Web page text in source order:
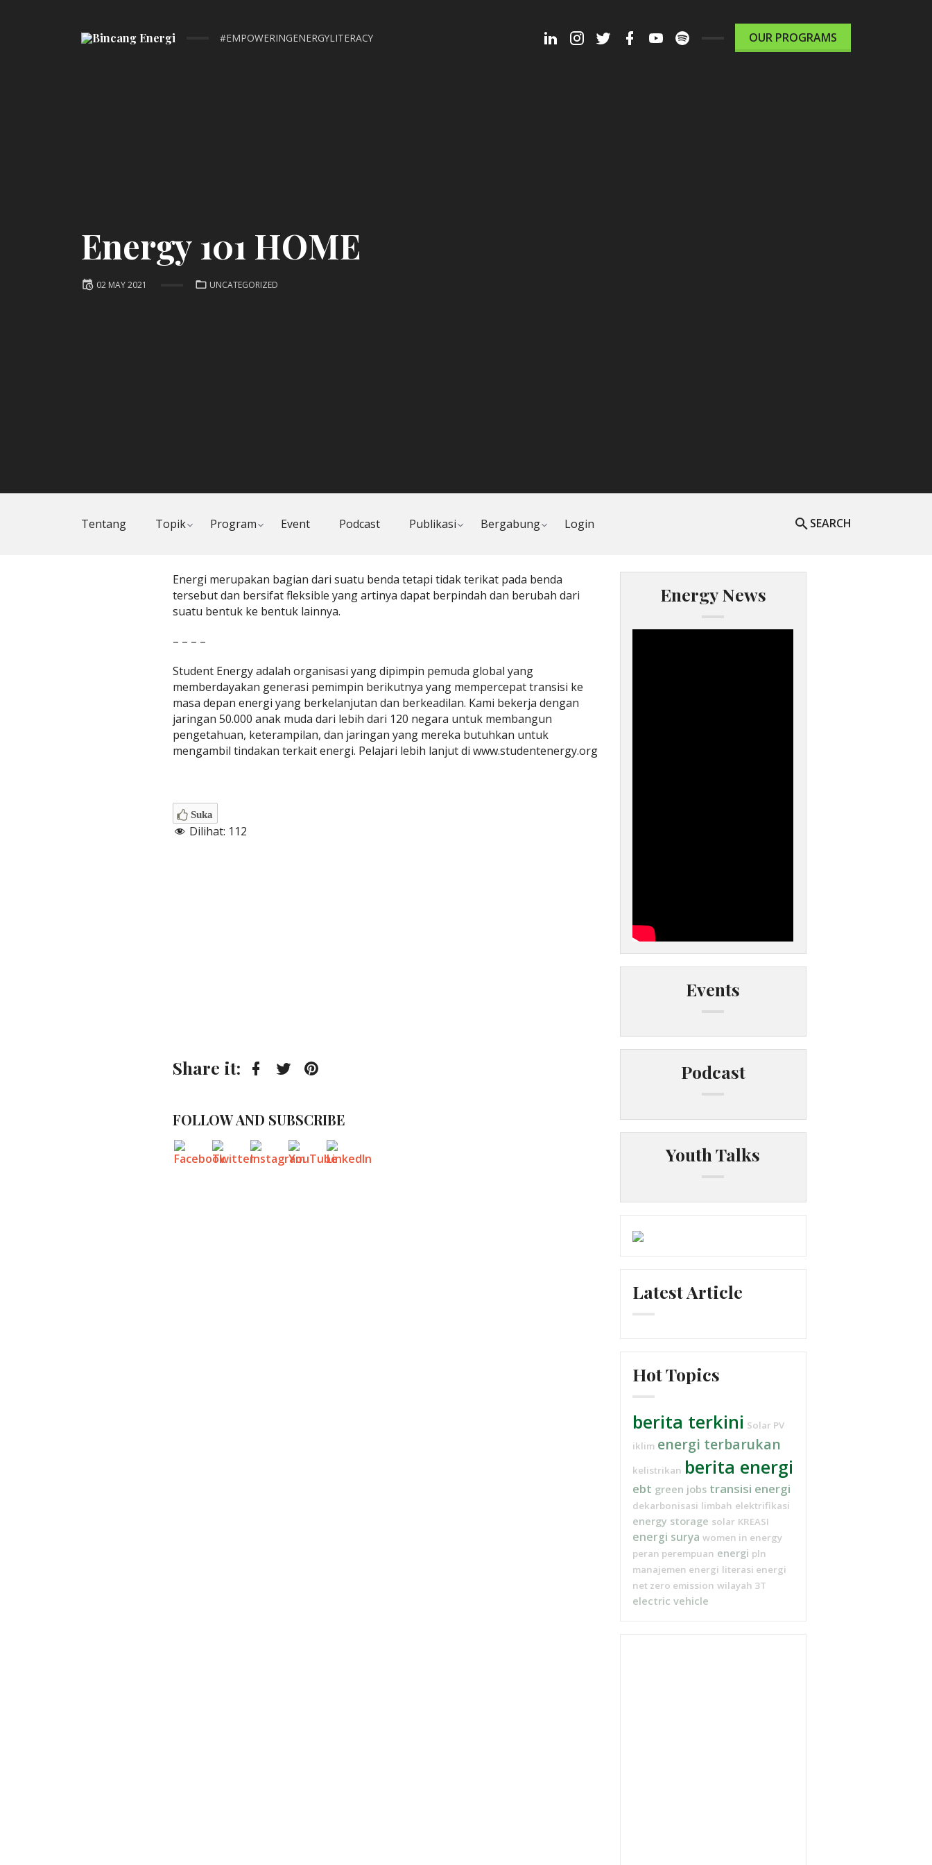
#EMPOWERINGENERGYLITERACY LinkedinInstagramTwitterFacebookYoutubeSpotify
OUR PROGRAMS
Energy 101 HOME
Posted
02 MAY 2021
POSTED
UNCATEGORIZED
Tentang Topik
Toggle
child
Program
Toggle
child
Event Podcast Publikasi
Toggle
child
Bergabung
Toggle
child
Login SEARCH
Energi merupakan bagian dari suatu benda tetapi tidak terikat pada benda
tersebut dan bersifat fleksible yang artinya dapat berpindah dan berubah dari
suatu bentuk ke bentuk lainnya.
– – – –
Student Energy adalah organisasi yang dipimpin pemuda global yang
memberdayakan generasi pemimpin berikutnya yang mempercepat transisi ke
masa depan energi yang berkelanjutan dan berkeadilan. Kami bekerja dengan
jaringan 50.000 anak muda dari lebih dari 120 negara untuk membangun
pengetahuan, keterampilan, dan jaringan yang mereka butuhkan untuk
mengambil tindakan terkait energi. Pelajari lebih lanjut di www.studentenergy.org
Suka
Dilihat: 112
Share it: Facebook
Twitter
FOLLOW AND SUBSCRIBE
Energy News
Events
Podcast
Youth Talks
Latest Article
Hot Topics
berita terkini Solar PV
iklim energi terbarukan
kelistrikan berita energi
ebt green jobs transisi energi
dekarbonisasi limbah elektrifikasi
energy storage solar KREASI
energi surya women in energy
peran perempuan energi pln
manajemen energi literasi energi
net zero emission wilayah 3T
electric vehicle